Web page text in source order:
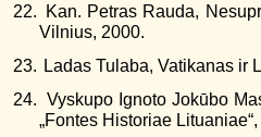
22. Kan. Petras Rauda,
Vilnius, 2000.
23. Ladas Tulaba, Vatikanas ir
24. Vyskupo Ignoto Jokūbo
„Fontes Historiae